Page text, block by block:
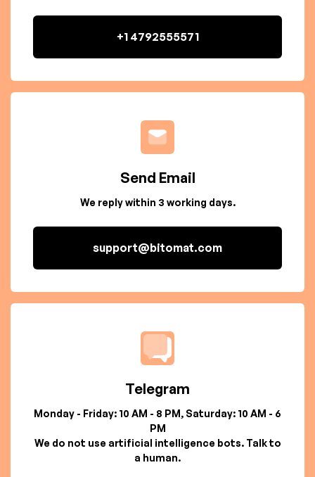
+1 4792555571
Send Email
We reply within 3 working days.
support@bitomat.com
Telegram
Monday - Friday: 10 AM - 8 PM, Saturday: 10 AM - 6
PM
We do not use artificial intelligence bots. Talk to
a human.